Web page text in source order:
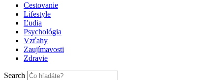
Cestovanie
Lifestyle
Ľudia
Psychológia
Vzťahy
Zaujímavosti
Zdravie
Search